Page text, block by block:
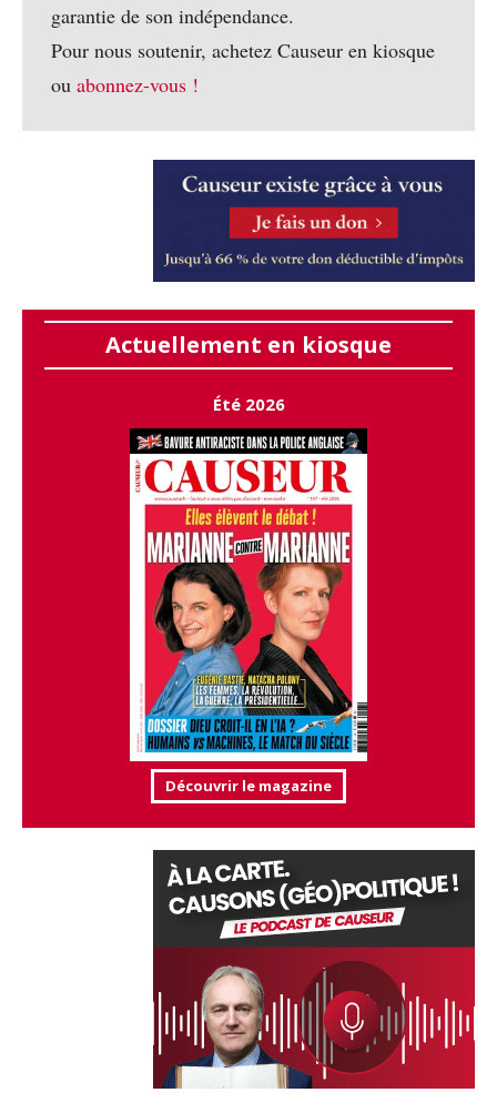
garantie de son indépendance.
Pour nous soutenir, achetez Causeur en kiosque
ou abonnez-vous !
Actuellement en kiosque
Été 2026
Découvrir le magazine